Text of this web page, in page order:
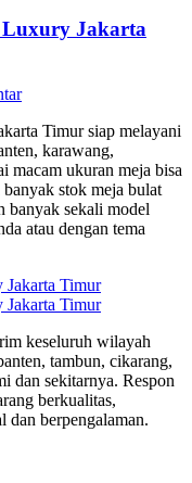
Luxury Jakarta
Timur siap melayani
karawang,
macam ukuran meja bisa
banyak stok meja bulat
banyak sekali model
atau dengan tema
keseluruh wilayah
tambun, cikarang,
dan sekitarnya. Respon
berkualitas,
dan berpengalaman.